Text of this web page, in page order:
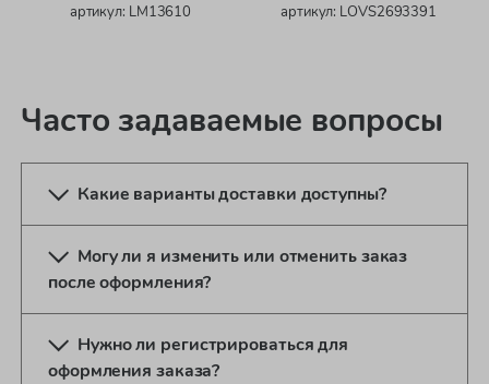
артикул: LM13610
артикул: LOVS2693391
Часто задаваемые вопросы
Какие варианты доставки доступны?
Могу ли я изменить или отменить заказ
после оформления?
Нужно ли регистрироваться для
оформления заказа?